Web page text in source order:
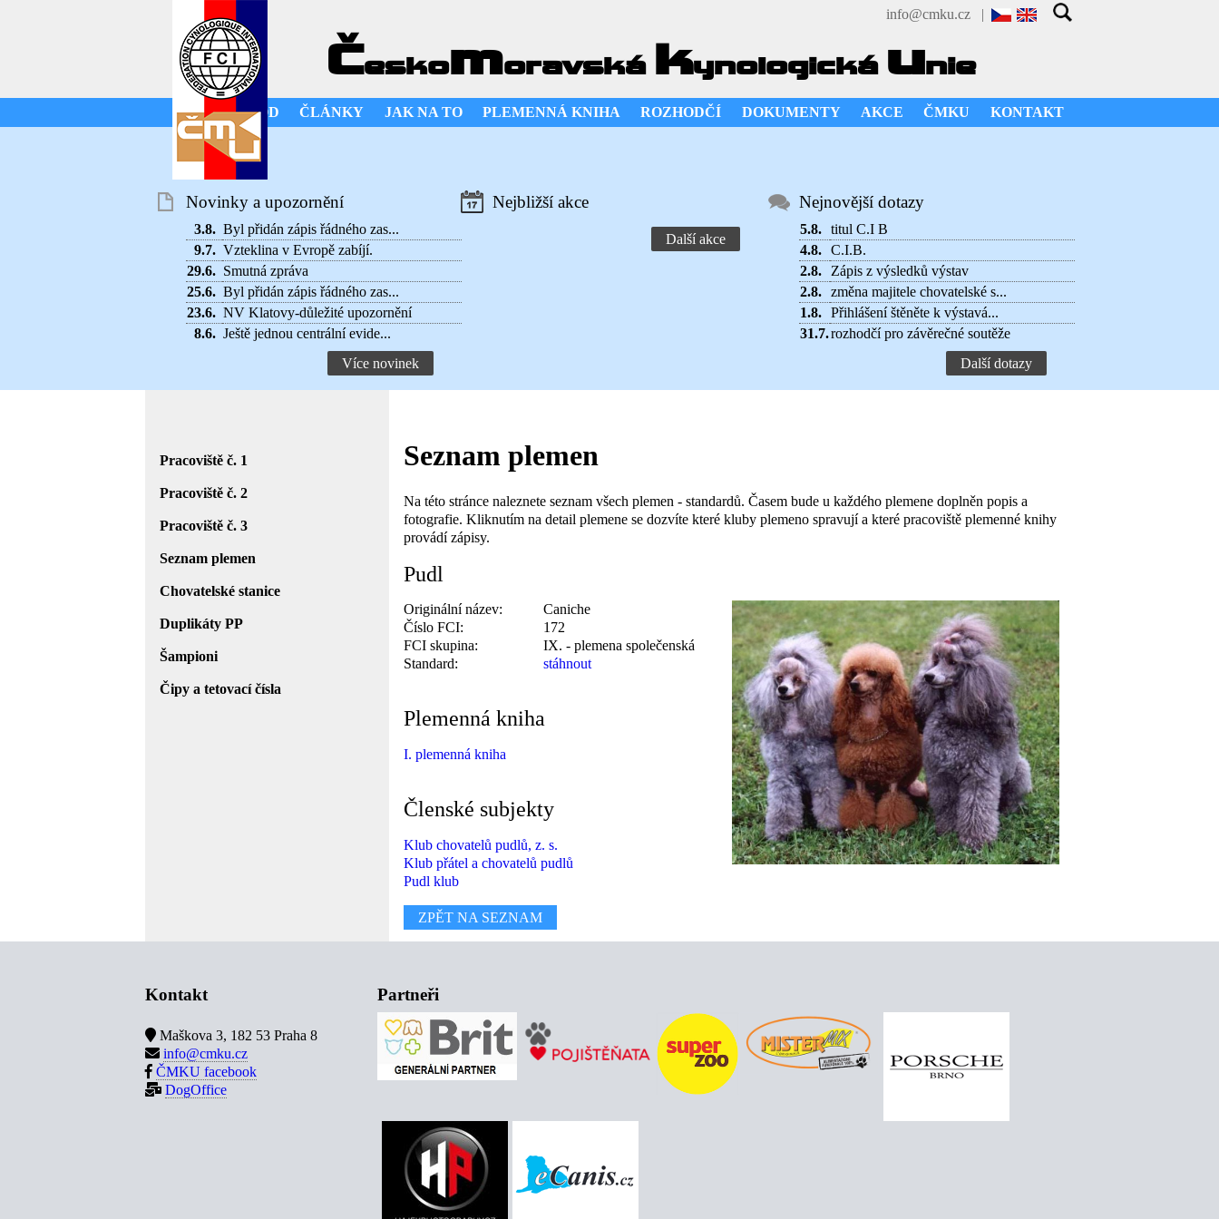
info@cmku.cz |
Českomoravská kynologická unie
ÚVOD ČLÁNKY JAK NA TO PLEMENNÁ KNIHA ROZHODČÍ DOKUMENTY AKCE ČMKU KONTAKT
Novinky a upozornění
3.8. Byl přidán zápis řádného zas...
9.7. Vzteklina v Evropě zabíjí.
29.6. Smutná zpráva
25.6. Byl přidán zápis řádného zas...
23.6. NV Klatovy-důležité upozornění
8.6. Ještě jednou centrální evide...
Více novinek
Nejbližší akce
Další akce
Nejnovější dotazy
5.8. titul C.I B
4.8. C.I.B.
2.8.
Zápis z výsledků výstav
2.8. změna majitele chovatelské s...
1.8. Přihlášení štěněte k výstavá...
31.7.rozhodčí pro závěrečné soutěže
Další dotazy
Pracoviště č. 1
Pracoviště č. 2
Pracoviště č. 3
Seznam plemen
Chovatelské stanice
Duplikáty PP
Šampioni
Čipy a tetovací čísla
Seznam plemen
Na této stránce naleznete seznam všech plemen - standardů. Časem bude u každého plemene doplněn popis a
fotografie. Kliknutím na detail plemene se dozvíte které kluby plemeno spravují a které pracoviště plemenné knihy
provádí zápisy.
Pudl
Originální název:
Caniche
Číslo FCI:
172
FCI skupina:
IX. - plemena společenská
Standard:
stáhnout
Plemenná kniha
I. plemenná kniha
Členské subjekty
Klub chovatelů pudlů, z. s.
Klub přátel a chovatelů pudlů
Pudl klub
ZPĚT NA SEZNAM
Kontakt
Maškova 3, 182 53 Praha 8
info@cmku.cz
ČMKU facebook
DogOffice
Partneři